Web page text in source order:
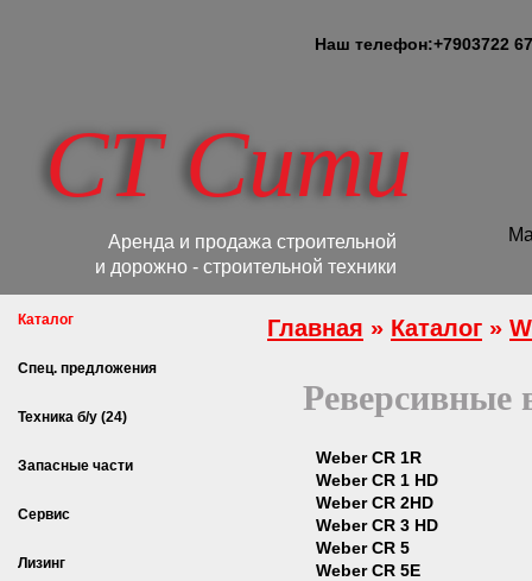
Наш телефон:+7903722
СТ Сити
Аренда и продажа строительной
и дорожно - строительной техники
Главная » Каталог »
Реверсивные
Weber CR 1R
Weber CR 1 HD
Weber CR 2HD
Weber CR 3 HD
Weber CR 5
Weber CR 5E
Каталог
Спец. предложения
Техника б/у (24)
Запасные части
Сервис
Лизинг